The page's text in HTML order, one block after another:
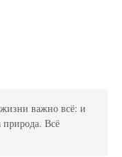
важно всё: и
Всё